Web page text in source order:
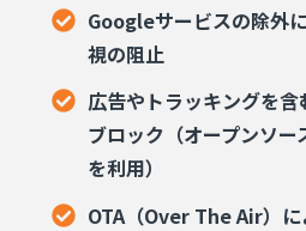
Googleサービスの除外
視の阻止
広告やトラッキングを
ブロック（オープンソ
を利用）
OTA（Over The Air）